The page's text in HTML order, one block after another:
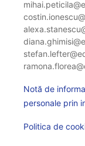
Notă de
personale prin
Politica de